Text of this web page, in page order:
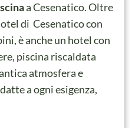
a Cesenatico. Oltre
di Cesenatico con
è anche un hotel con
piscina riscaldata
atmosfera e
a ogni esigenza,